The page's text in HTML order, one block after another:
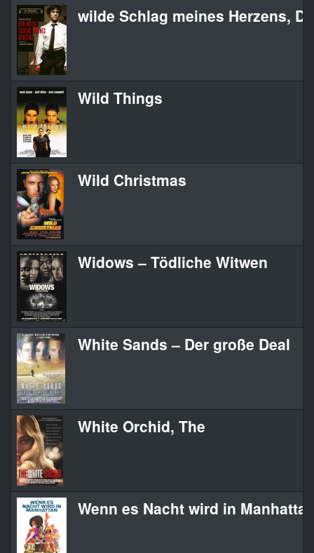
wilde Schlag meines Herzens,
Wild Things
Wild Christmas
Widows – Tödliche Witwen
White Sands – Der große Deal
White Orchid, The
Wenn es Nacht wird in